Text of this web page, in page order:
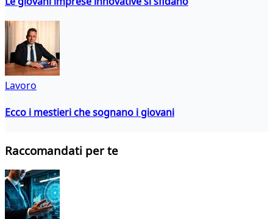
Lavoro
Ecco i mestieri che sognano i giovani
Raccomandati per te